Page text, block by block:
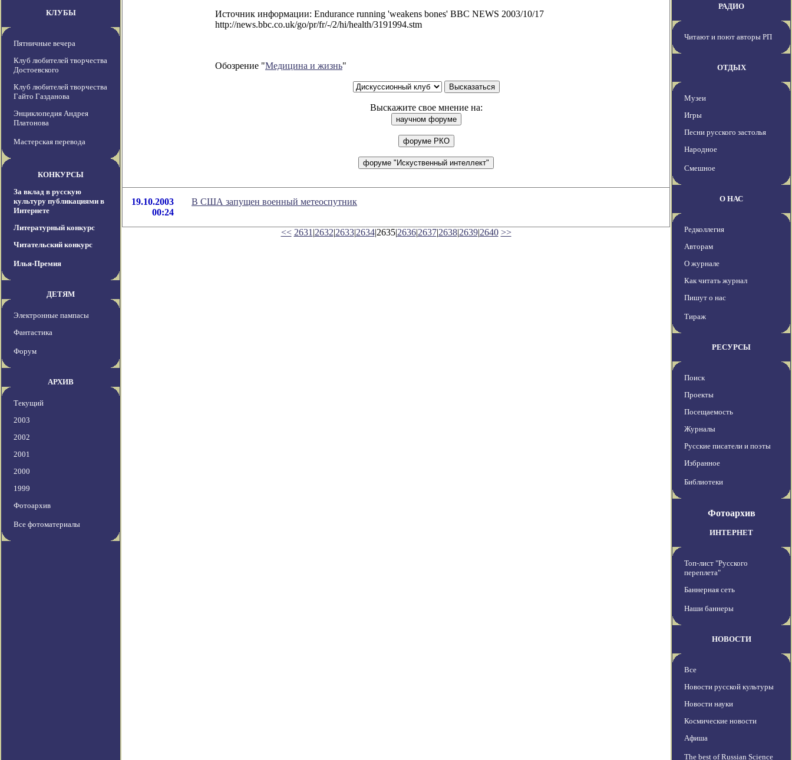
КЛУБЫ
Пятничные вечера
Клуб любителей творчества
Достоевского
Клуб любителей творчества
Гайто Газданова
Энциклопедия Андрея
Платонова
Мастерская перевода
КОНКУРСЫ
За вклад в русскую
культуру публикациями в
Интернете
Литературный конкурс
Читательский конкурс
Илья-Премия
ДЕТЯМ
Электронные пампасы
Фантастика
Форум
АРХИВ
Текущий
2003
2002
2001
2000
1999
Фотоархив
Все фотоматериалы
Источник информации: Endurance running 'weakens bones' BBC NEWS 2003/10/17
http://news.bbc.co.uk/go/pr/fr/-/2/hi/health/3191994.stm
Обозрение "Медицина и жизнь"
Выскажите свое мнение на:
19.10.2003
00:24
В США запущен военный метеоспутник
<< 2631 |2632|2633|2634|2635|2636|2637|2638|2639|2640 >>
РАДИО
Читают и поют авторы РП
ОТДЫХ
Музеи
Игры
Песни русского застолья
Народное
Смешное
О НАС
Редколлегия
Авторам
О журнале
Как читать журнал
Пишут о нас
Тираж
РЕСУРСЫ
Поиск
Проекты
Посещаемость
Журналы
Русские писатели и поэты
Избранное
Библиотеки
Фотоархив
ИНТЕРНЕТ
Топ-лист "Русского
переплета"
Баннерная сеть
Наши баннеры
НОВОСТИ
Все
Новости русской культуры
Новости науки
Космические новости
Афиша
The best of Russian Science